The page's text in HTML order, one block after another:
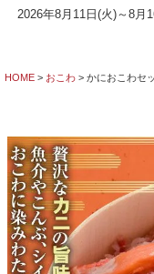
2026年8月11日(火)～8月
HOME おこわ かにおこわセ